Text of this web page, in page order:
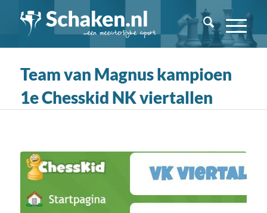
Team van Magnus kampioen
1e Chesskid NK viertallen